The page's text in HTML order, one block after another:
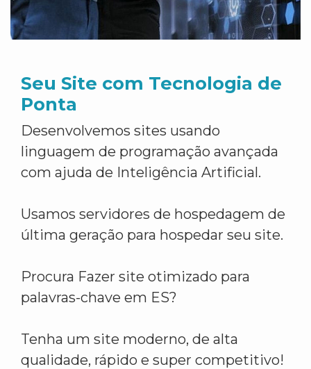
Seu Site com Tecnologia de
Ponta
Desenvolvemos sites usando
linguagem de programação avançada
com ajuda de Inteligência Artificial.
Usamos servidores de hospedagem de
última geração para hospedar seu site.
Procura Fazer site otimizado para
palavras-chave em ES?
Tenha um site moderno, de alta
qualidade, rápido e super competitivo!